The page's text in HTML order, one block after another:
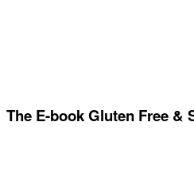
The E-book Gluten Free &